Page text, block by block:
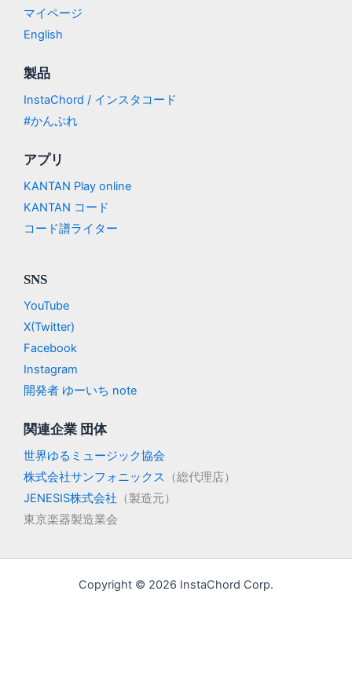
マイページ
English
製品
InstaChord / インスタコード
#かんぷれ
アプリ
KANTAN Play online
KANTAN コード
コード譜ライター
SNS
YouTube
X(Twitter)
Facebook
Instagram
開発者 ゆーいち note
関連企業 団体
世界ゆるミュージック協会
株式会社サンフォニックス
（総代理店）
JENESIS株式会社 （製造元）
東京楽器製造業会
Copyright © 2026 InstaChord Corp.